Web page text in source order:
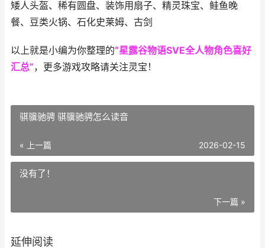
矮人头盔、稀有圆盘、装饰用扇子、精灵珠宝、鲑鱼晚
餐、豆类火锅、石化史莱姆、古剑
以上就是小编为你整理的“星露谷物语SVE全人物角色喜好
汇总”，更多游戏攻略请关注灵宝！
骐骥驰骋 骐骥驰骋怎么读音
« 上一篇 2026-02-15
没有了！
下一篇 »
延伸阅读